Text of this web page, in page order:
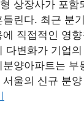
상장사가 포함
린다. 최근 분
직접적인 영
다변화가 기업
양아파트는 부
울의 신규 분